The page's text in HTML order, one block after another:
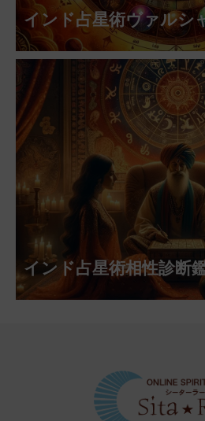
インド占星術ヴァルシ
インド占星術相性診断